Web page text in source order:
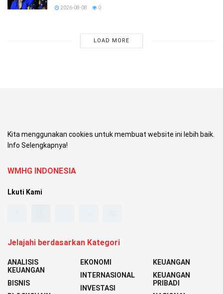
2026-08-08 0
LOAD MORE
Kita menggunakan cookies untuk membuat website ini lebih baik.
Info Selengkapnya!
WMHG INDONESIA
Lkuti Kami
Jelajahi berdasarkan Kategori
ANALISIS
KEUANGAN
BISNIS
EKONOMI
INTERNASIONAL
INVESTASI
KEUANGAN
KEUANGAN
PRIBADI